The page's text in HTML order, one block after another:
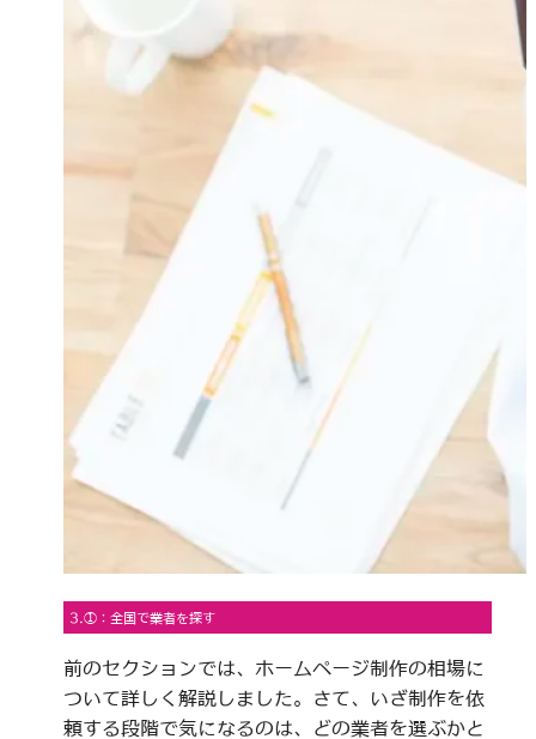
3.①：全国で業者を探す
前のセクションでは、ホームページ制作の相場に
ついて詳しく解説しました。さて、いざ制作を依
頼する段階で気になるのは、どの業者を選ぶかと